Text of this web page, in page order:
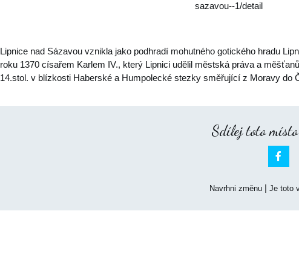
sazavou--1/detail
Lipnice nad Sázavou vznikla jako podhradí mohutného gotického hradu
roku 1370 císařem Karlem IV., který Lipnici udělil městská práva a
14.stol. v blízkosti Haberské a Humpolecké stezky směřující z Moravy do
Sdílej toto

Navrhni změnu| Je toto